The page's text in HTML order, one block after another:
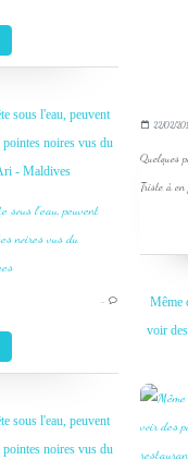
22/02/
Quelques
Triste à en
sous l'eau, peuvent
noires vus du
- Maldives
…
Même
voir
sous l'eau, peuvent
noires vus du